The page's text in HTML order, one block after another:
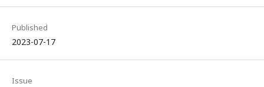
Published
2023-07-17
Issue